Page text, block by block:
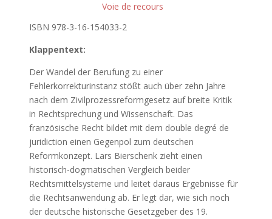
Voie de recours
ISBN 978-3-16-154033-2
Klappentext:
Der Wandel der Berufung zu einer
Fehlerkorrekturinstanz stößt auch über zehn Jahre
nach dem Zivilprozessreformgesetz auf breite Kritik
in Rechtsprechung und Wissenschaft. Das
französische Recht bildet mit dem double degré de
juridiction einen Gegenpol zum deutschen
Reformkonzept. Lars Bierschenk zieht einen
historisch-dogmatischen Vergleich beider
Rechtsmittelsysteme und leitet daraus Ergebnisse für
die Rechtsanwendung ab. Er legt dar, wie sich noch
der deutsche historische Gesetzgeber des 19.